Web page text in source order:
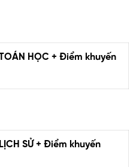
HỌC + Điểm khuyến
SỬ + Điểm khuyến